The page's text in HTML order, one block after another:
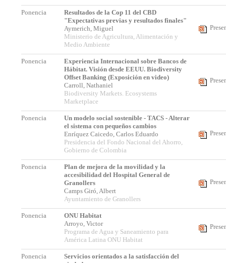
Ponencia
Resultados de la Cop 11 del CBD
"Expectativas previas y resultados finales"
Aymerich, Miguel
Ministerio de Agricultura, Alimentación y
Medio Ambiente
Ponencia
Experiencia Internacional sobre Bancos de
Hábitat. Visión desde EEUU. Biodiversity
Offset Banking (Exposición en video)
Carroll, Nathaniel
Biodiversity Markets. Ecosystems
Marketplace
Ponencia
Un modelo social sostenible - TACS - Alterar
el sistema con pequeños cambios
Enríquez Caicedo, Carlos Eduardo
Presidencia del Fondo Nacional del Ahorro,
Gobierno de Colombia
Ponencia
Plan de mejora de la movilidad y la
accesibilidad del Hospital General de
Granollers
Camps Giró, Albert
Ayuntamiento de Granollers
Ponencia
ONU Habitat
Arroyo, Victor
Programa de Agua y Saneamiento para
América Latina ONU Habitat
Ponencia
Servicios orientados a la satisfacción del